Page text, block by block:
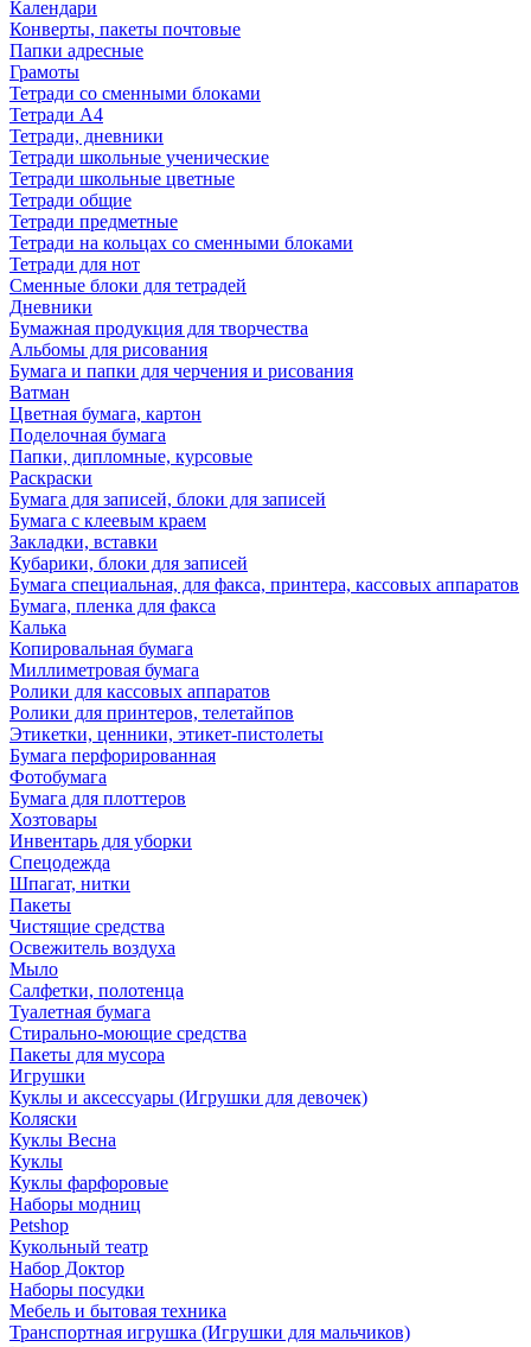
Календари
Конверты, пакеты почтовые
Папки адресные
Грамоты
Тетради со сменными блоками
Тетради А4
Тетради, дневники
Тетради школьные ученические
Тетради школьные цветные
Тетради общие
Тетради предметные
Тетради на кольцах со сменными блоками
Тетради для нот
Сменные блоки для тетрадей
Дневники
Бумажная продукция для творчества
Альбомы для рисования
Бумага и папки для черчения и рисования
Ватман
Цветная бумага, картон
Поделочная бумага
Папки, дипломные, курсовые
Раскраски
Бумага для записей, блоки для записей
Бумага с клеевым краем
Закладки, вставки
Кубарики, блоки для записей
Бумага специальная, для факса, принтера, кассовых аппаратов
Бумага, пленка для факса
Калька
Копировальная бумага
Миллиметровая бумага
Ролики для кассовых аппаратов
Ролики для принтеров, телетайпов
Этикетки, ценники, этикет-пистолеты
Бумага перфорированная
Фотобумага
Бумага для плоттеров
Хозтовары
Инвентарь для уборки
Спецодежда
Шпагат, нитки
Пакеты
Чистящие средства
Освежитель воздуха
Мыло
Салфетки, полотенца
Туалетная бумага
Стирально-моющие средства
Пакеты для мусора
Игрушки
Куклы и аксессуары (Игрушки для девочек)
Коляски
Куклы Весна
Куклы
Куклы фарфоровые
Наборы модниц
Petshop
Кукольный театр
Набор Доктор
Наборы посудки
Мебель и бытовая техника
Транспортная игрушка (Игрушки для мальчиков)